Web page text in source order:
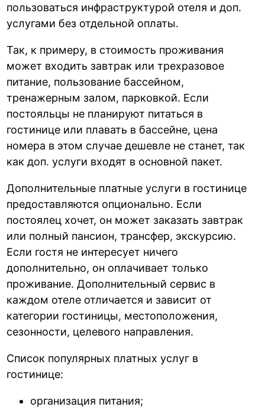
пользоваться инфраструктурой отеля и доп.
услугами без отдельной оплаты.
Так, к примеру, в стоимость проживания
может входить завтрак или трехразовое
питание, пользование бассейном,
тренажерным залом, парковкой. Если
постояльцы не планируют питаться в
гостинице или плавать в бассейне, цена
номера в этом случае дешевле не станет, так
как доп. услуги входят в основной пакет.
Дополнительные платные услуги в гостинице
предоставляются опционально. Если
постоялец хочет, он может заказать завтрак
или полный пансион, трансфер, экскурсию.
Если гостя не интересует ничего
дополнительно, он оплачивает только
проживание. Дополнительный сервис в
каждом отеле отличается и зависит от
категории гостиницы, местоположения,
сезонности, целевого направления.
Список популярных платных услуг в
гостинице:
организация питания;